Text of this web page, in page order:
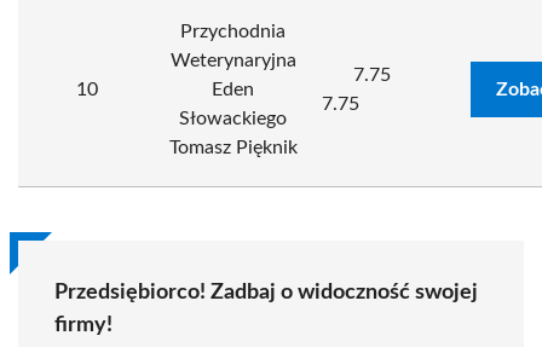
10
Przychodnia
Weterynaryjna
Eden
Słowackiego
Tomasz Pięknik
7.75
7.75
Przedsiębiorco! Zadbaj o widoczność swojej
firmy!